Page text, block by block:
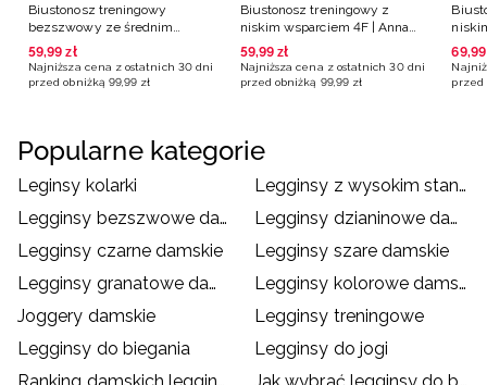
Biustonosz treningowy
bezszwowy ze średnim
wsparciem 4F | Anna
Lewandowska - niebieski
59,99 zł
Najniższa cena z ostatnich 30 dni
przed obniżką 99,99 zł
Biustonosz treningowy z
niskim wsparciem 4F | Anna
Lewandowska - niebieski
59,99 zł
Najniższa cena z ostatnich 30 dni
przed obniżką 99,99 zł
69,99
przed
Popularne kategorie
Leginsy kolarki
Legginsy z wysokim stanem
Legginsy bezszwowe damskie
Legginsy dzianinowe damskie
Legginsy czarne damskie
Legginsy szare damskie
Legginsy granatowe damskie
Legginsy kolorowe damskie
Joggery damskie
Legginsy treningowe
Legginsy do biegania
Legginsy do jogi